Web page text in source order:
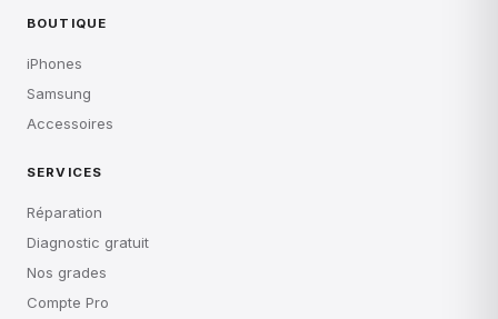
BOUTIQUE
iPhones
Samsung
Accessoires
SERVICES
Réparation
Diagnostic gratuit
Nos grades
Compte Pro